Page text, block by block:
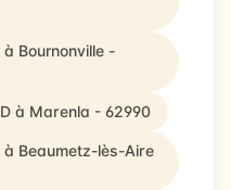
Bournonville -
à Marenla - 62990
Beaumetz-lès-Aire